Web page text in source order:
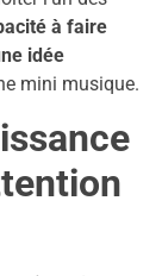
à faire
idée
mini musique.